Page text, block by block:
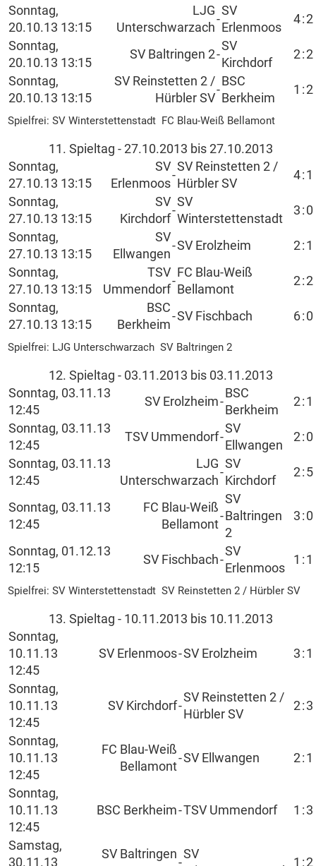
Sonntag,
20.10.13 13:15
LJG
Unterschwarzach
-
SV
Erlenmoos
4:2
Sonntag,
20.10.13 13:15
SV Baltringen 2-
SV
Kirchdorf
2:2
Sonntag,
20.10.13 13:15
SV Reinstetten 2 /
Hürbler SV
-
BSC
Berkheim
1 :2
Spielfrei: SV Winterstettenstadt FC Blau-Weiß Bellamont
11. Spieltag - 27.10.2013 bis 27.10.2013
Sonntag,
27.10.13 13:15
SV
Erlenmoos
-
SV Reinstetten 2 /
Hürbler SV
4: 1
Sonntag,
27.10.13 13:15
SV
Kirchdorf
-
SV
Winterstettenstadt
3 : 0
Sonntag,
27.10.13 13:15
SV
Ellwangen
-SV Erolzheim 2: 1
Sonntag,
27.10.13 13:15
TSV
Ummendorf
-
FC Blau-Weiß
Bellamont
2:2
Sonntag,
27.10.13 13:15
BSC
Berkheim
-SV Fischbach 6: 0
Spielfrei: LJG Unterschwarzach SV Baltringen 2
12. Spieltag - 03.11.2013 bis 03.11.2013
Sonntag, 03.11.13
12:45
SV Erolzheim-
BSC
Berkheim
2: 1
Sonntag, 03.11.13
12:45
TSV Ummendorf-
SV
Ellwangen
2: 0
Sonntag, 03.11.13
12:45
LJG
Unterschwarzach
-
SV
Kirchdorf
2: 5
Sonntag, 03.11.13
12:45
FC Blau-Weiß
Bellamont
-
SV
Baltringen
2
3 : 0
Sonntag, 01.12.13
12:15
SV Fischbach-
SV
Erlenmoos
1 : 1
Spielfrei: SV Winterstettenstadt SV Reinstetten 2 / Hürbler SV
13. Spieltag - 10.11.2013 bis 10.11.2013
Sonntag,
10.11.13
12:45
SV Erlenmoos-SV Erolzheim 3 : 1
Sonntag,
10.11.13
12:45
SV Kirchdorf-
SV Reinstetten 2 /
Hürbler SV
2: 3
Sonntag,
10.11.13
12:45
FC Blau-Weiß
Bellamont
-SV Ellwangen 2: 1
Sonntag,
10.11.13
12:45
BSC Berkheim-TSV Ummendorf 1 : 3
Samstag,
30.11.13
SV Baltringen
-
SV
1 :2